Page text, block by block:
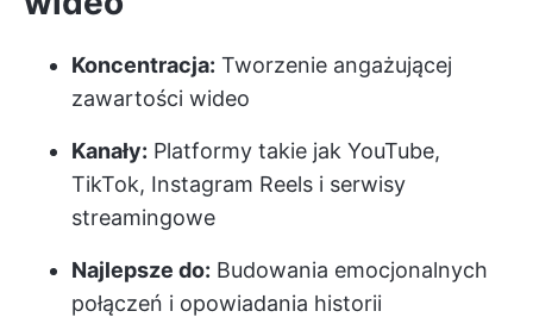
Koncentracja: Tworzenie angażującej
zawartości wideo
Kanały: Platformy takie jak YouTube,
TikTok, Instagram Reels i serwisy
streamingowe
Najlepsze do: Budowania emocjonalnych
połączeń i opowiadania historii